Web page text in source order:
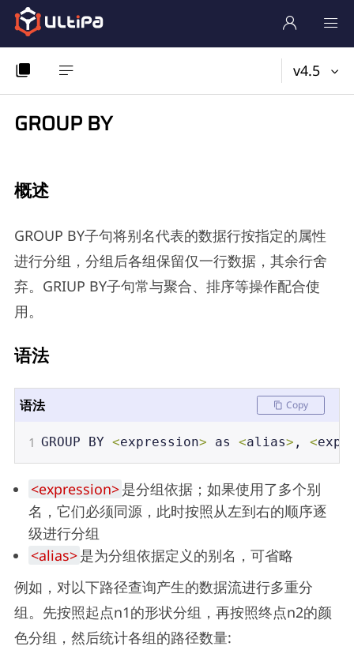
v4.5
GROUP BY
概述
GROUP BY子句将别名代表的数据行按指定的属性
进行分组，分组后各组保留仅一行数据，其余行舍
弃。GRIUP BY子句常与聚合、排序等操作配合使
用。
语法
语法 Copy
1 GROUP BY <expression> as <alias> , <
<expression>是分组依据；如果使用了多个别
名，它们必须同源，此时按照从左到右的顺序逐
级进行分组
<alias>是为分组依据定义的别名，可省略
例如，对以下路径查询产生的数据流进行多重分
组。先按照起点n1的形状分组，再按照终点n2的颜
色分组，然后统计各组的路径数量: